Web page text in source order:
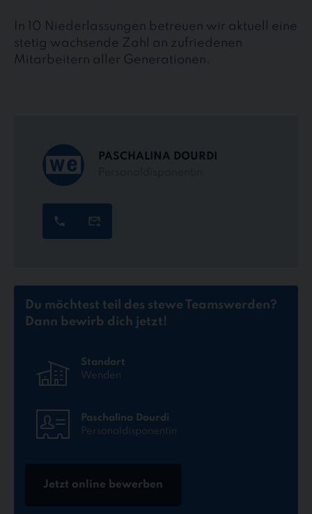
In 10 Niederlassungen betreuen wir aktuell eine
stetig wachsende Zahl an zufriedenen
Mitarbeitern aller Generationen.
PASCHALINA DOURDI
Du möchtest teil des stewe Teamswerden?
Dann bewirb dich jetzt!
Standort
Wenden
Paschalina Dourdi
Personaldisponentin
Jetzt online bewerben